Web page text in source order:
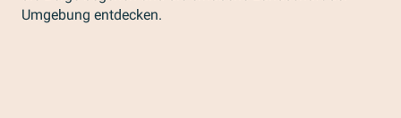
Umgebung entdecken.